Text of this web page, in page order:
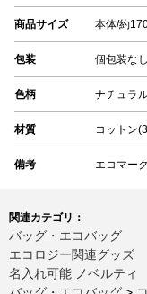
商品サイズ 本体/約
包装 個包装な
色柄 ナチュラ
材質 コットン
備考 エコマー
関連カテゴリ：
バッグ・エコバッグ
エコロジー関連グッズ
名入れ可能 ノベルティ